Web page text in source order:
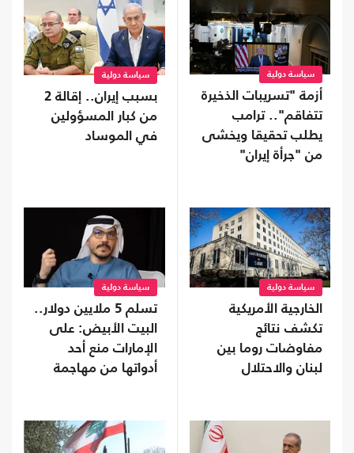
سياسة دولية
أزمة "تسريبات الذخيرة
تتفاقم".. ترامب
يطلب تحقيقا ويخشى
من "جرأة إيران"
سياسة دولية
بسبب إيران.. إقالة 2
من كبار المسؤولين
في الموساد
سياسة دولية
الخارجية الأمريكية
تكشف نتائج
مفاوضات روما بين
لبنان والاحتلال
سياسة دولية
تسلم 5 ملايين دولار..
البيت الأبيض: على
الإمارات منع أحد
أدواتها من مهاجمة